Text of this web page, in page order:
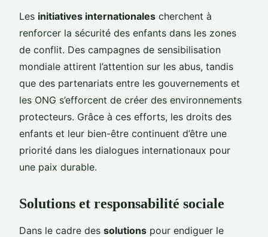
Les initiatives internationales cherchent à
renforcer la sécurité des enfants dans les zones
de conflit. Des campagnes de sensibilisation
mondiale attirent l’attention sur les abus, tandis
que des partenariats entre les gouvernements et
les ONG s’efforcent de créer des environnements
protecteurs. Grâce à ces efforts, les droits des
enfants et leur bien-être continuent d’être une
priorité dans les dialogues internationaux pour
une paix durable.
Solutions et responsabilité sociale
Dans le cadre des solutions pour endiguer le